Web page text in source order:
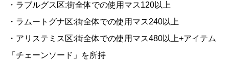
・ラブルグス区:街全体での使用マス120以上
・ラムートグナ区:街全体での使用マス240以上
・アリステミス区:街全体での使用マス480以上+アイテム
「チェーンソード」を所持